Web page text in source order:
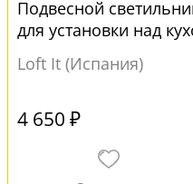
Подвесной
для установки над
Loft It (Испания)
4 650 ₽